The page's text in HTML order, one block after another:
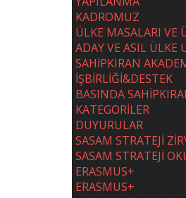
KADROMUZ
ÜLKE MASALARI VE
ADAY VE ASIL
SAHİPKIRAN
İŞBİRLİĞİ&DESTEK
BASINDA
KATEGORİLER
DUYURULAR
SASAM STRATEJİ
SASAM STRATEJİ
ERASMUS+
ERASMUS+